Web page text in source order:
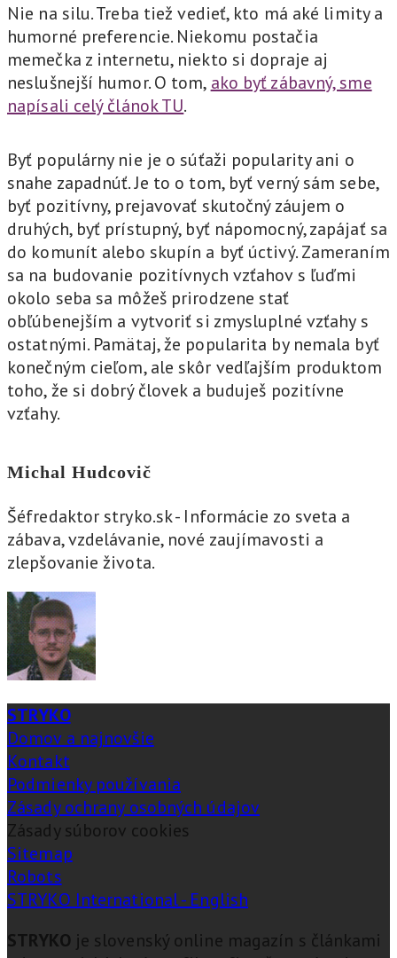
Nie na silu. Treba tiež vedieť, kto má aké limity a
humorné preferencie. Niekomu postačia
memečka z internetu, niekto si dopraje aj
neslušnejší humor. O tom, ako byť zábavný, sme
napísali celý článok TU.
Byť populárny nie je o súťaži popularity ani o
snahe zapadnúť. Je to o tom, byť verný sám sebe,
byť pozitívny, prejavovať skutočný záujem o
druhých, byť prístupný, byť nápomocný, zapájať sa
do komunít alebo skupín a byť úctivý. Zameraním
sa na budovanie pozitívnych vzťahov s ľuďmi
okolo seba sa môžeš prirodzene stať
obľúbenejším a vytvoriť si zmysluplné vzťahy s
ostatnými. Pamätaj, že popularita by nemala byť
konečným cieľom, ale skôr vedľajším produktom
toho, že si dobrý človek a buduješ pozitívne
vzťahy.
Michal Hudcovič
Šéfredaktor stryko.sk - Informácie zo sveta a
zábava, vzdelávanie, nové zaujímavosti a
zlepšovanie života.
STRYKO
Domov a najnovšie
Kontakt
Podmienky používania
Zásady ochrany osobných údajov
Zásady súborov cookies
Sitemap
Robots
STRYKO International - English
STRYKO je slovenský online magazín s článkami